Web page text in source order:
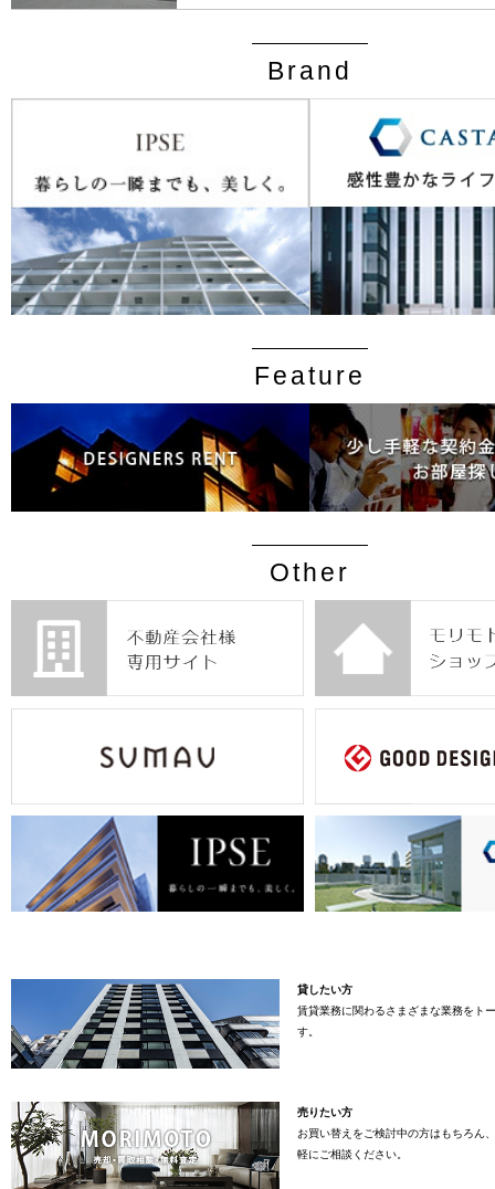
Brand
Feature
Other
貸したい方
賃貸業務に関わるさまざまな業務をト
す。
売りたい方
お買い替えをご検討中の方はもちろん
軽にご相談ください。